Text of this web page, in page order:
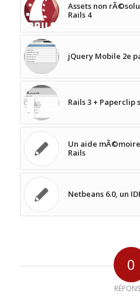
Assets non
Rails 4
jQuery Mobile 2e
Rails 3 + Paperclip
Un aide
Rails
Netbeans 6.0, un
0